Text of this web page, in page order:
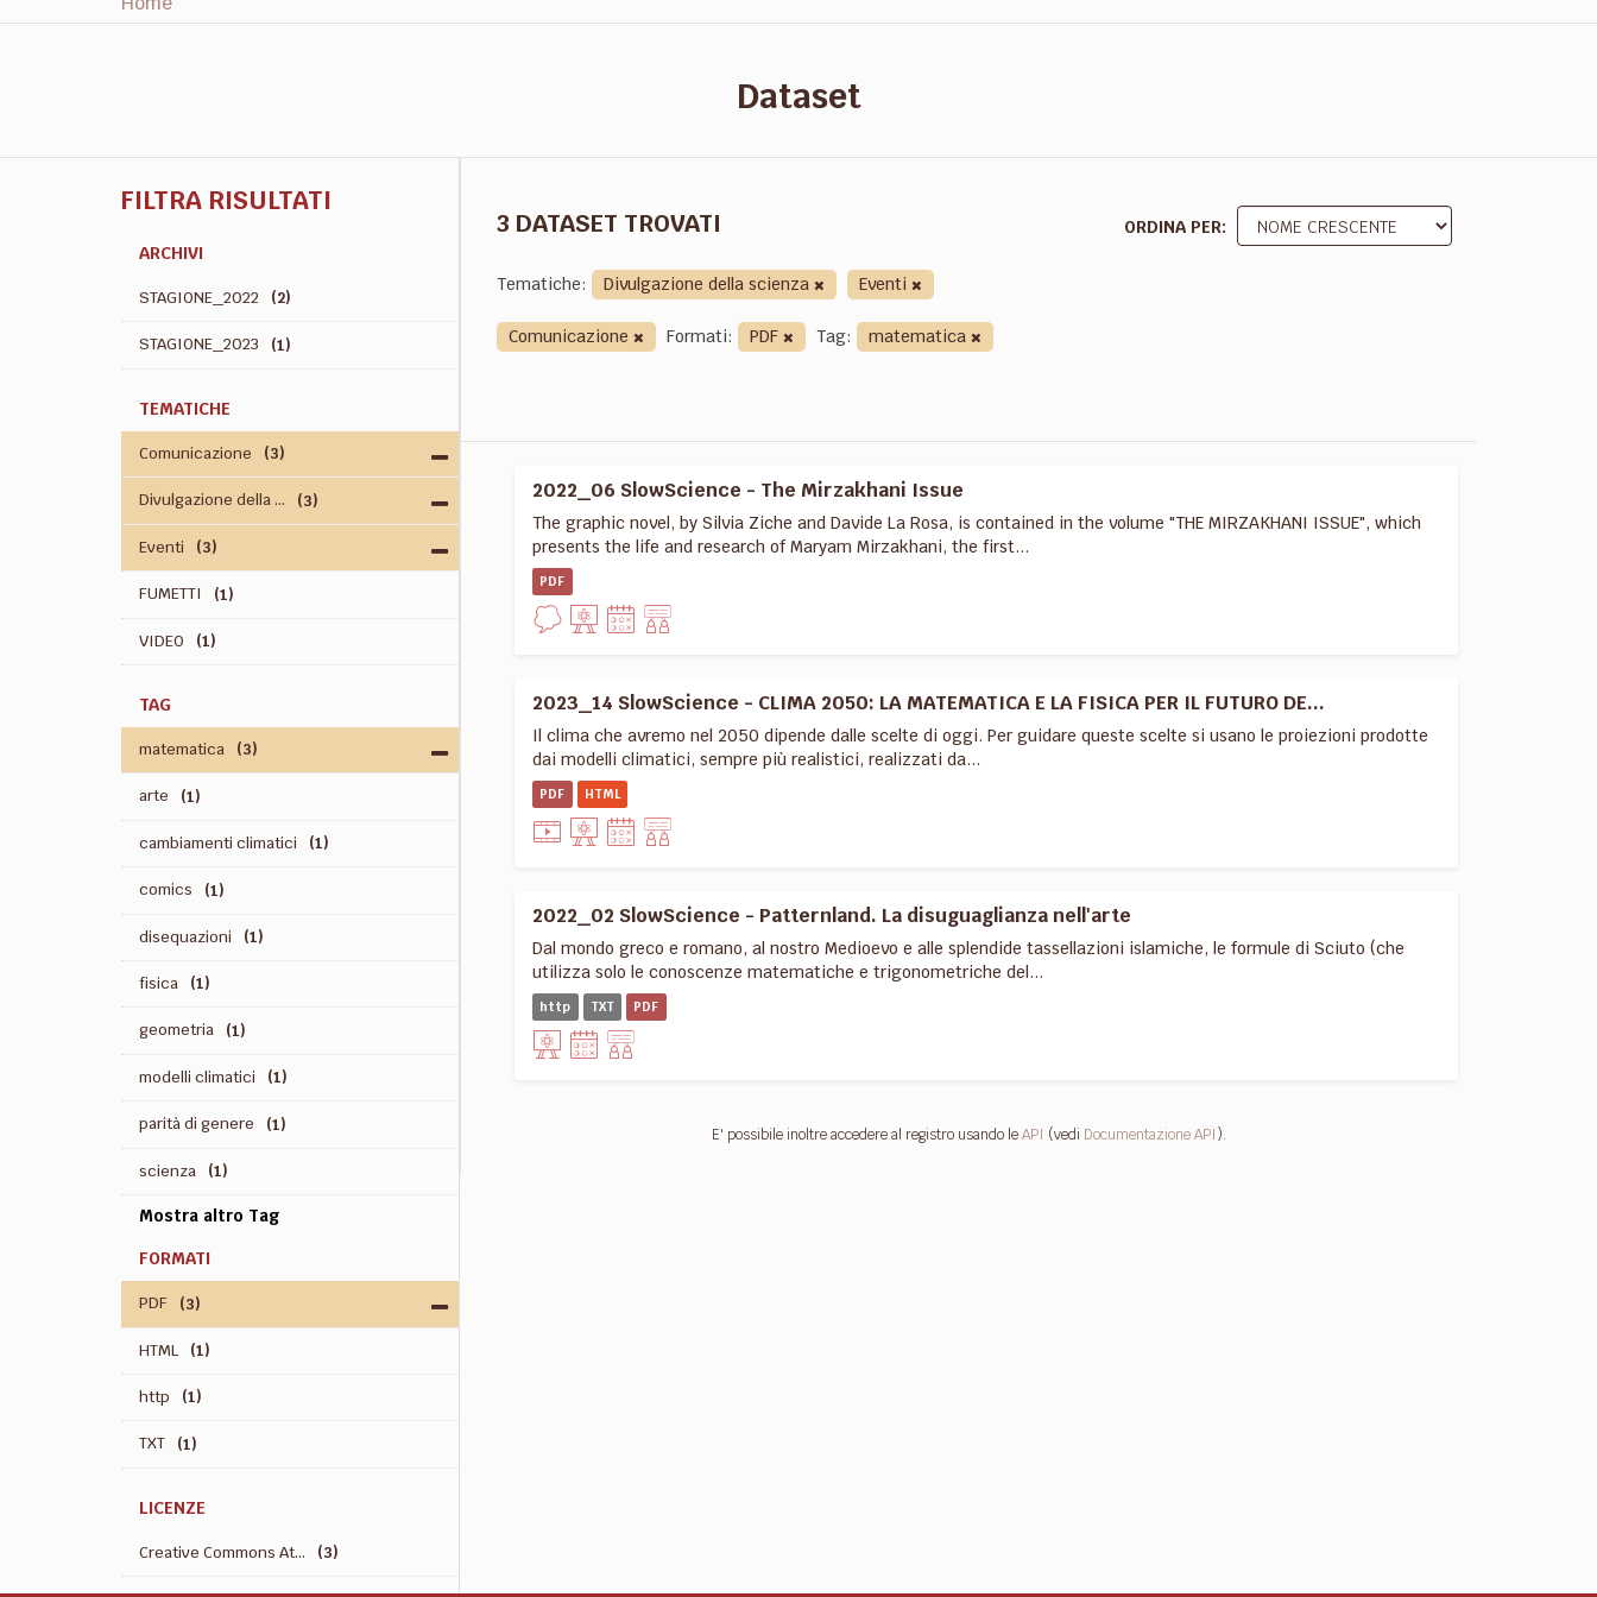
Dataset
FILTRA RISULTATI
ARCHIVI
STAGIONE_2022 (2)
STAGIONE_2023 (1)
TEMATICHE
Comunicazione (3)
Divulgazione della ... (3)
Eventi (3)
FUMETTI (1)
VIDEO (1)
TAG
matematica (3)
arte (1)
cambiamenti climatici (1)
comics (1)
disequazioni (1)
fisica (1)
geometria (1)
modelli climatici (1)
parità di genere (1)
scienza (1)
Mostra altro Tag
FORMATI
PDF (3)
HTML (1)
http (1)
TXT (1)
LICENZE
Creative Commons At... (3)
ORDINA PER
3 DATASET TROVATI
Tematiche: Divulgazione della scienza
Eventi
Comunicazione
Formati: PDF Tag: matematica
2022_06 SlowScience - The Mirzakhani Issue
The graphic novel, by Silvia Ziche and Davide La Rosa, is contained in the volume "THE MIRZAKHANI ISSUE", which
presents the life and research of Maryam Mirzakhani, the first...
PDF
2023_14 SlowScience - CLIMA 2050: LA MATEMATICA E LA FISICA PER IL FUTURO DE...
Il clima che avremo nel 2050 dipende dalle scelte di oggi. Per guidare queste scelte si usano le proiezioni prodotte
dai modelli climatici, sempre più realistici, realizzati da...
PDF HTML
2022_02 SlowScience - Patternland. La disuguaglianza nell'arte
Dal mondo greco e romano, al nostro Medioevo e alle splendide tassellazioni islamiche, le formule di Sciuto (che
utilizza solo le conoscenze matematiche e trigonometriche del...
http TXT PDF
E' possibile inoltre accedere al registro usando leAPI (vedi Documentazione API).